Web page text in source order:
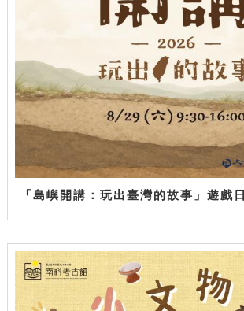
「島嶼開講：玩出臺灣的故事」遊戲日